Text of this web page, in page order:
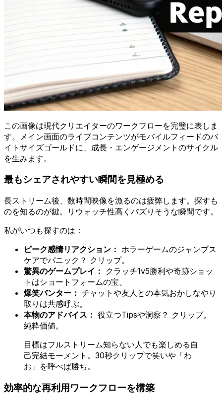
この画像は現代クリエイターのワークフローを完璧に表しま
す。メイン画面のライブコンテンツがモバイルフィードのバ
イトサイズゴールドに、成長・エンゲージメントのサイクル
を生みます。
最もシェアされやすい瞬間を見極める
長ストリーム後、数時間映像を漁るのは疲弊します。探すも
のを知るのが鍵。リウォッチ性高くバズりそうな瞬間です。
私がいつも探すのは：
ピーク感情リアクション： ホラーゲームのジャンプス
ケアでパニック？ クリップ。
驚異のゲームプレイ：
クラッチ1v5勝利や奇跡ショッ
トはショートフォームの宝。
爆笑バンター： チャットや友人との本気おかしなやり
取りは共感呼ぶ。
本物のアドバイス： 役立つTipsや洞察？ クリップ。
純粋価値。
目標はフルストリーム知らない人でも楽しめる自
己完結モーメント。30秒クリップで笑いや「わ
お」を呼べば勝ち。
効率的な再利用ワークフローを構築